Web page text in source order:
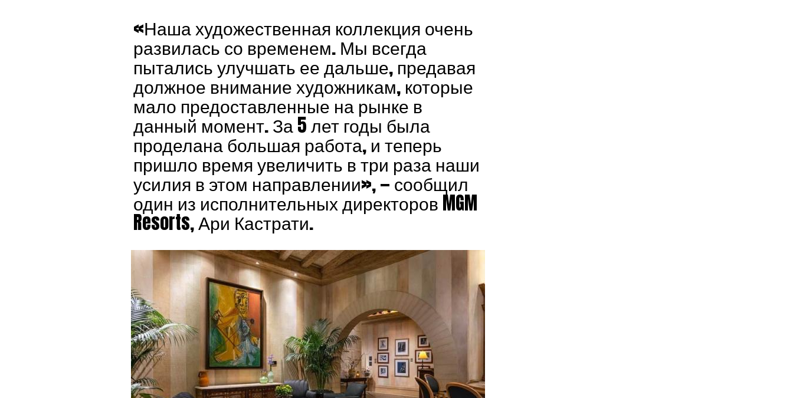
«Наша художественная коллекция очень
развилась со временем. Мы всегда
пытались улучшать ее дальше, предавая
должное внимание художникам, которые
мало предоставленные на рынке в
данный момент. За 5 лет годы была
проделана большая работа, и теперь
пришло время увеличить в три раза наши
усилия в этом направлении», — сообщил
один из исполнительных директоров MGM
Resorts, Ари Кастрати.